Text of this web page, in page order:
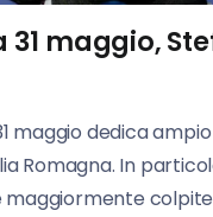
31 maggio,
maggio dedica
Romagna. In
maggiormente